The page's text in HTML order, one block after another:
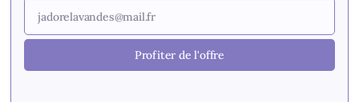
Profiter de l'offre